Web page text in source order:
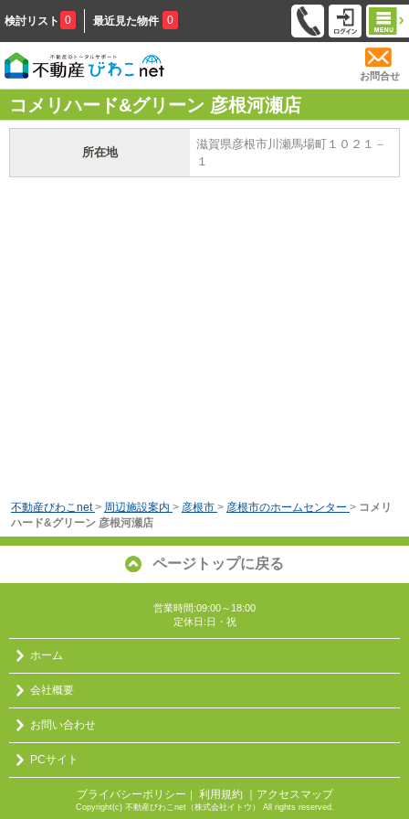
検討リスト 0 最近見た物件 0
お問合せ
コメリハード&グリーン 彦根河瀬店
所在地
滋賀県彦根市川瀬馬場町１０２１－
１
不動産びわこnet > 周辺施設案内 > 彦根市 > 彦根市のホームセンター > コメリ
ハード&グリーン 彦根河瀬店
ページトップに戻る
営業時間:09:00～18:00
定休日:日・祝
ホーム
会社概要
お問い合わせ
PCサイト
プライバシーポリシー ｜ 利用規約 ｜アクセスマップ
Copyright(c) 不動産びわこnet（株式会社イトウ） All rights reserved.